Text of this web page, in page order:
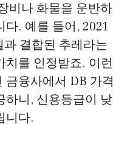
비나 화물을 운반하
. 예를 들어, 2021
결합된 추레라는
치를 인정받죠. 이런
금융사에서 DB 가격
하니, 신용등급이 낮
니다.